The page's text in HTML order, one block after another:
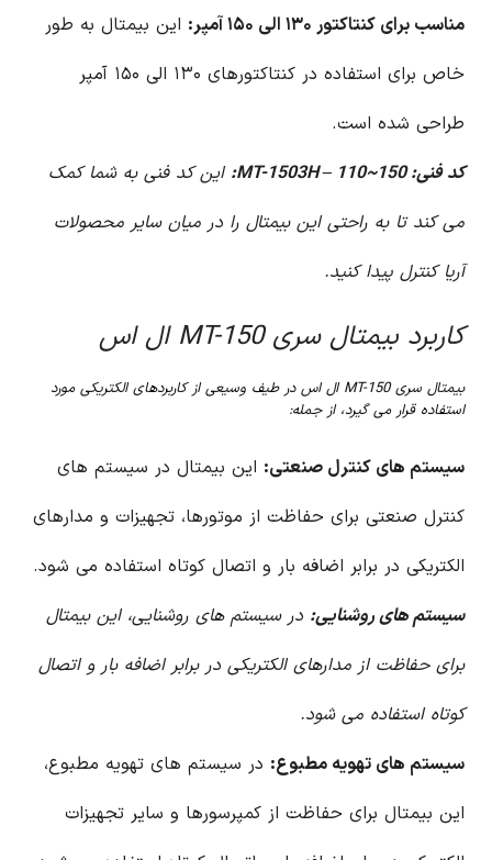
مناسب برای کنتاکتور ۱۳۰ الی ۱۵۰ آمپر:
این بیمتال به طور
خاص برای استفاده در کنتاکتورهای ۱۳۰ الی ۱۵۰ آمپر
طراحی شده است.
کد فنی: MT-1503H – 110~150:
این کد فنی به شما کمک
می کند تا به راحتی این بیمتال را در میان سایر محصولات
آریا کنترل پیدا کنید.
کاربرد بیمتال سری MT-150 ال اس
بیمتال سری MT-150 ال اس در طیف وسیعی از کاربردهای الکتریکی مورد
استفاده قرار می گیرد، از جمله:
سیستم های کنترل صنعتی: این بیمتال در سیستم های
کنترل صنعتی برای حفاظت از موتورها، تجهیزات و مدارهای
الکتریکی در برابر اضافه بار و اتصال کوتاه استفاده می شود.
سیستم های روشنایی: در سیستم های روشنایی، این بیمتال
برای حفاظت از مدارهای الکتریکی در برابر اضافه بار و اتصال
کوتاه استفاده می شود.
سیستم های تهویه مطبوع: در سیستم های تهویه مطبوع،
این بیمتال برای حفاظت از کمپرسورها و سایر تجهیزات